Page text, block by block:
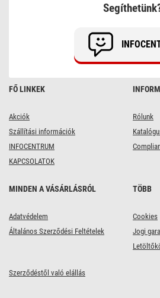
FŐ LINKEK
Akciók
Szállítási információk
INFOCENTRUM
KAPCSOLATOK
Rólunk
MINDEN A VÁSÁRLÁSRÓL
Adatvédelem
Általános Szerződési Feltételek
TÖBB
Cookies
Jogi
Szerződéstől való elállás